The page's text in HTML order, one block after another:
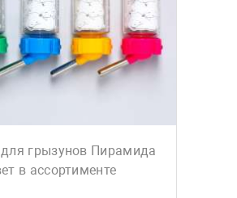
грызунов Пирамида
в ассортименте